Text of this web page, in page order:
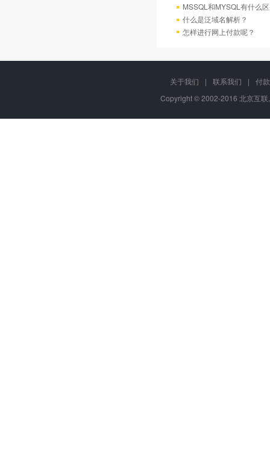
MSSQL和MYSQL有什么
什么是泛域名解析？
怎样进行网上付款呢？
关于我们 | 联系我们 |
付
Copyright © 2002-2016 北京互